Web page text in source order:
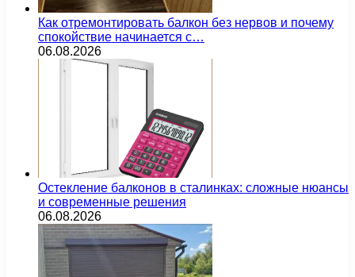
Как отремонтировать балкон без нервов и почему
спокойствие начинается с…
06.08.2026
Остекление балконов в сталинках: сложные нюансы
и современные решения
06.08.2026